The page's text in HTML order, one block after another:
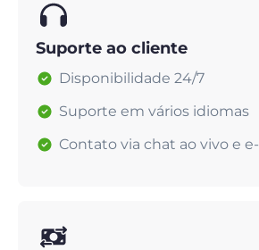
Suporte ao cliente
Disponibilidade 24/7
Suporte em vários idiomas
Contato via chat ao vivo e